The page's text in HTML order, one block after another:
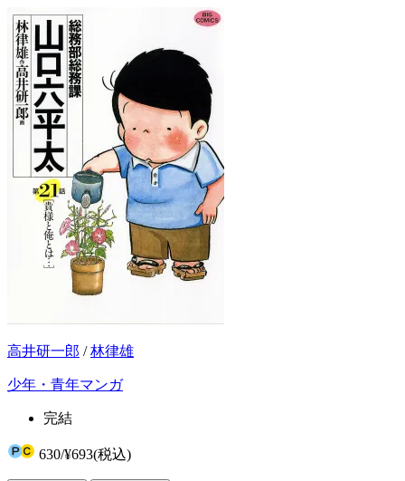
高井研一郎 /林律雄
少年・青年マンガ
完結
630/¥693(税込)